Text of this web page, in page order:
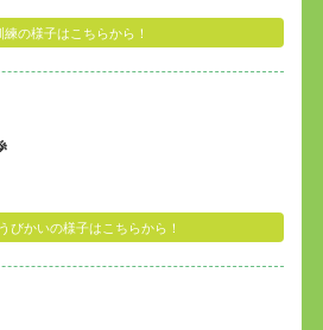
練の様子はこちらから！
びかいの様子はこちらから！